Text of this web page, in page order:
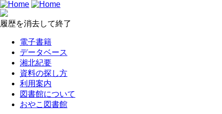
履歴を消去して終了
電子書籍
データベース
湘北紀要
資料の探し方
利用案内
図書館について
おやこ図書館